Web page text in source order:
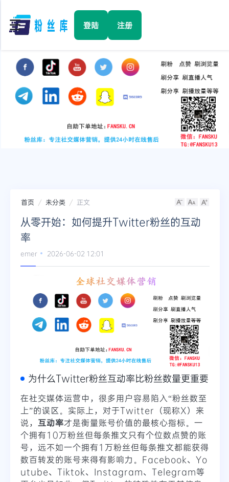
☰ 登陆 注册
Facebook
TikTok
YouTube
Twitter
首页 未分类 正文
从零开始：如何提升Twitter粉丝的互动
率
emer 2026-06-02 12:01
为什么Twitter粉丝互动率比粉丝数量更重要
在社交媒体运营中，很多用户容易陷入“粉丝数至
上”的误区。实际上，对于Twitter（现称X）来
说， 互动率才是衡量账号价值的最核心指标。一
个拥有10万粉丝但每条推文只有个位数点赞的账
号，远不如一个拥有1万粉丝但每条推文都能获得
数百转发的账号来得有影响力。Facebook、Yo
utube、Tiktok、Instagram、Telegram等